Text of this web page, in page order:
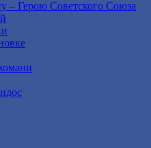
– Герою Советского Союза